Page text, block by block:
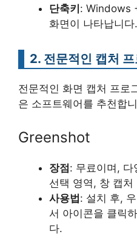
단축키: Windows
화면이 나타납니다.
2. 전문적인 캡처
전문적인 화면 캡처 프로
은 소프트웨어를 추천합
Greenshot
장점 : 무료이며, 다
선택 영역, 창 캡
사용법 : 설치 후,
서 아이콘을 클릭
다.